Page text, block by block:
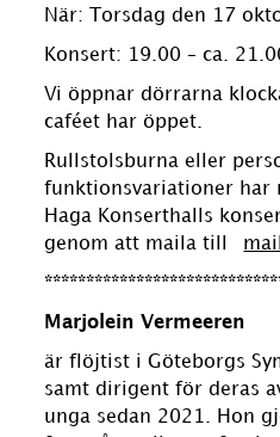
När: Torsdag den 17
Konsert: 19.00 – ca.
Vi öppnar dörrarna
caféet har öppet.
Rullstolsburna eller
funktionsvariationer har
Haga Konserthalls
genom att maila till
Marjolein Vermeeren
är flöjtist i Göteborgs
samt dirigent för deras
unga sedan 2021. Hon